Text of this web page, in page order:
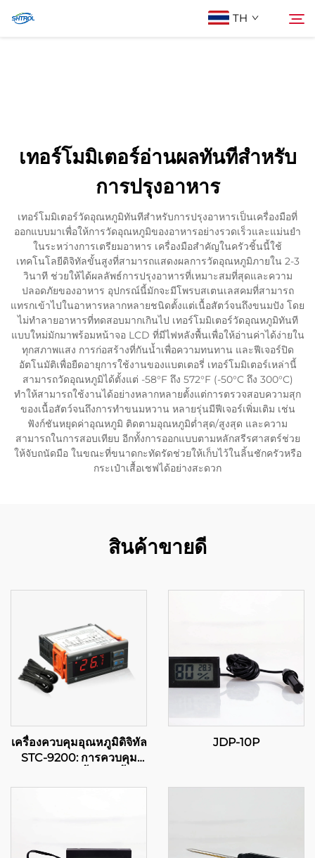
TH
เทอร์โมมิเตอร์อ่านผลทันทีสำหรับ
การปรุงอาหาร
เทอร์โมมิเตอร์วัดอุณหภูมิทันทีสำหรับการปรุงอาหารเป็นเครื่องมือที่
ออกแบบมาเพื่อให้การวัดอุณหภูมิของอาหารอย่างรวดเร็วและแม่นยำ
ในระหว่างการเตรียมอาหาร เครื่องมือสำคัญในครัวชิ้นนี้ใช้
เทคโนโลยีดิจิทัลขั้นสูงที่สามารถแสดงผลการวัดอุณหภูมิภายใน 2-3
วินาที ช่วยให้ได้ผลลัพธ์การปรุงอาหารที่เหมาะสมที่สุดและความ
ปลอดภัยของอาหาร อุปกรณ์นี้มักจะมีโพรบสเตนเลสคมที่สามารถ
แทรกเข้าไปในอาหารหลากหลายชนิดตั้งแต่เนื้อสัตว์จนถึงขนมปัง โดย
ไม่ทำลายอาหารที่ทดสอบมากเกินไป เทอร์โมมิเตอร์วัดอุณหภูมิทันที
แบบใหม่มักมาพร้อมหน้าจอ LCD ที่มีไฟหลังพื้นเพื่อให้อ่านค่าได้ง่ายใน
ทุกสภาพแสง การก่อสร้างที่กันน้ำเพื่อความทนทาน และฟีเจอร์ปิด
อัตโนมัติเพื่อยืดอายุการใช้งานของแบตเตอรี่ เทอร์โมมิเตอร์เหล่านี้
สามารถวัดอุณหภูมิได้ตั้งแต่ -58°F ถึง 572°F (-50°C ถึง 300°C)
ทำให้สามารถใช้งานได้อย่างหลากหลายตั้งแต่การตรวจสอบความสุก
ของเนื้อสัตว์จนถึงการทำขนมหวาน หลายรุ่นมีฟีเจอร์เพิ่มเติม เช่น
ฟังก์ชันหยุดค่าอุณหภูมิ ติดตามอุณหภูมิต่ำสุด/สูงสุด และความ
สามารถในการสอบเทียบ อีกทั้งการออกแบบตามหลักสรีรศาสตร์ช่วย
ให้จับถนัดมือ ในขณะที่ขนาดกะทัดรัดช่วยให้เก็บไว้ในลิ้นชักครัวหรือ
กระเป๋าเสื้อเชฟได้อย่างสะดวก
สินค้าขายดี
เครื่องควบคุมอุณหภูมิดิจิทัล
STC-9200: การควบคุม
สำหรับการใช้งานใน
JDP-10P